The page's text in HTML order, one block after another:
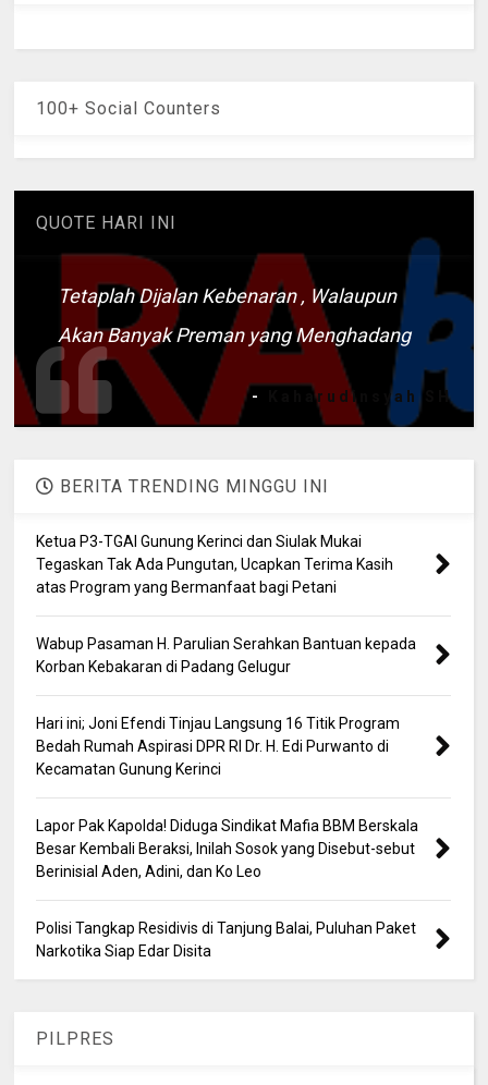
100+ Social Counters
QUOTE HARI INI
Tetaplah Dijalan Kebenaran , Walaupun
Akan Banyak Preman yang Menghadang
- Kaharudinsyah SH
BERITA TRENDING MINGGU INI
Ketua P3-TGAI Gunung Kerinci dan Siulak Mukai
Tegaskan Tak Ada Pungutan, Ucapkan Terima Kasih
atas Program yang Bermanfaat bagi Petani
Wabup Pasaman H. Parulian Serahkan Bantuan kepada
Korban Kebakaran di Padang Gelugur
Hari ini; Joni Efendi Tinjau Langsung 16 Titik Program
Bedah Rumah Aspirasi DPR RI Dr. H. Edi Purwanto di
Kecamatan Gunung Kerinci
Lapor Pak Kapolda! Diduga Sindikat Mafia BBM Berskala
Besar Kembali Beraksi, Inilah Sosok yang Disebut-sebut
Berinisial Aden, Adini, dan Ko Leo
Polisi Tangkap Residivis di Tanjung Balai, Puluhan Paket
Narkotika Siap Edar Disita
PILPRES